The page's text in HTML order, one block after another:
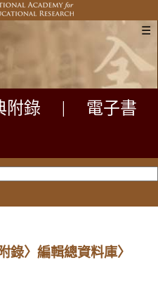
☰
附錄
電子書
錄〉編輯總資料庫〉